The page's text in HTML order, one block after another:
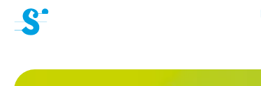
cat-aca-sum